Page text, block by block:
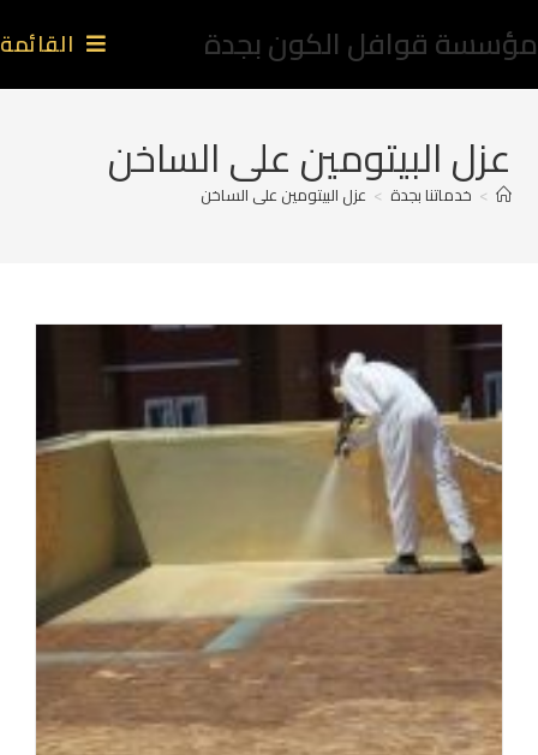
مؤسسة قوافل الكون بجدة القائمة
عزل البيتومين على الساخن
> خدماتنا بجدة > عزل البيتومين على الساخن